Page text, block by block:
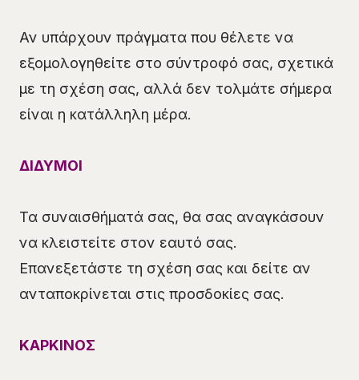
Αν υπάρχουν πράγματα που θέλετε να
εξομολογηθείτε στο σύντροφό σας, σχετικά
με τη σχέση σας, αλλά δεν τολμάτε σήμερα
είναι η κατάλληλη μέρα.
ΔΙΔΥΜΟΙ
Τα συναισθήματά σας, θα σας αναγκάσουν
να κλειστείτε στον εαυτό σας.
Επανεξετάστε τη σχέση σας και δείτε αν
ανταποκρίνεται στις προσδοκίες σας.
ΚΑΡΚΙΝΟΣ